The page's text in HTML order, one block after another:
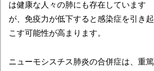
は健康な人々の肺にも存在しています
が、免疫力が低下すると感染症を引き起
こす可能性が高まります。
ニューモシスチス肺炎の合併症は、重篤